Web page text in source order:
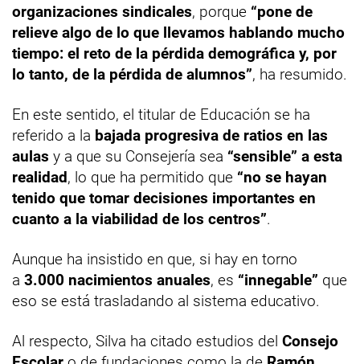
organizaciones sindicales, porque “pone de
relieve algo de lo que llevamos hablando mucho
tiempo: el reto de la pérdida demográfica y, por
lo tanto, de la pérdida de alumnos”, ha resumido.
En este sentido, el titular de Educación se ha
referido a la bajada progresiva de ratios en las
aulas y a que su Consejería sea “sensible” a esta
realidad, lo que ha permitido que “no se hayan
tenido que tomar decisiones importantes en
cuanto a la viabilidad de los centros”.
Aunque ha insistido en que, si hay en torno
a 3.000 nacimientos anuales, es “innegable” que
eso se está trasladando al sistema educativo.
Al respecto, Silva ha citado estudios del Consejo